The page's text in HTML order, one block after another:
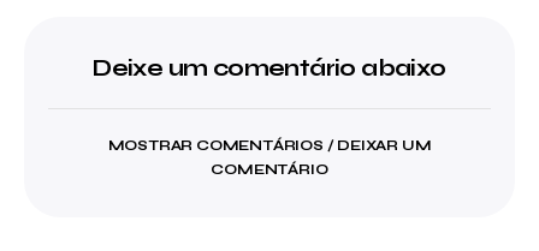
Deixe um comentário abaixo
MOSTRAR COMENTÁRIOS / DEIXAR UM
COMENTÁRIO